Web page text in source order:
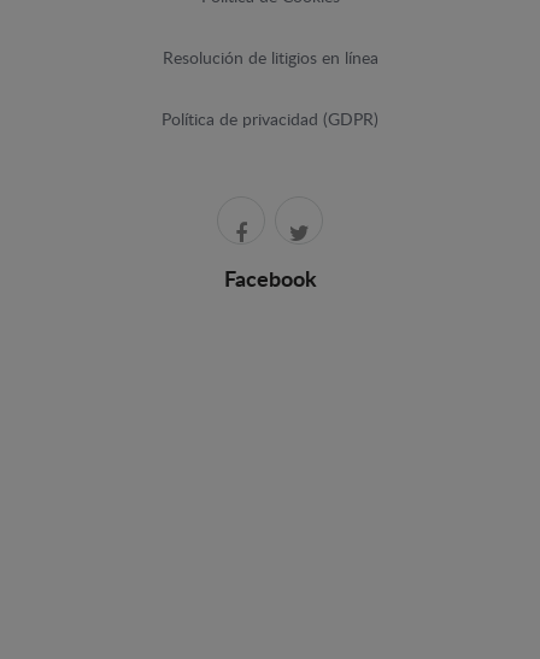
Resolución de litigios en línea
Política de privacidad (GDPR)
Facebook